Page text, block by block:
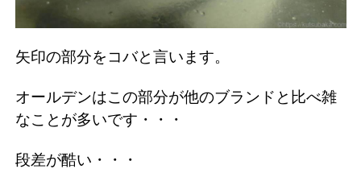
矢印の部分をコバと言います。
オールデンはこの部分が他のブランドと比べ雑
なことが多いです・・・
段差が酷い・・・